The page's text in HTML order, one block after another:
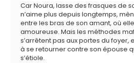
Car Noura, lasse des frasques de
n’aime plus depuis longtemps,
entre les bras de son amant, où
amoureuse. Mais les méthodes
s’arrêtent pas aux portes du foyer,
à se retourner contre son épouse
s’étiole.